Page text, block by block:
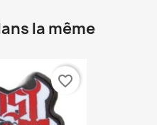
la même
favorite_border